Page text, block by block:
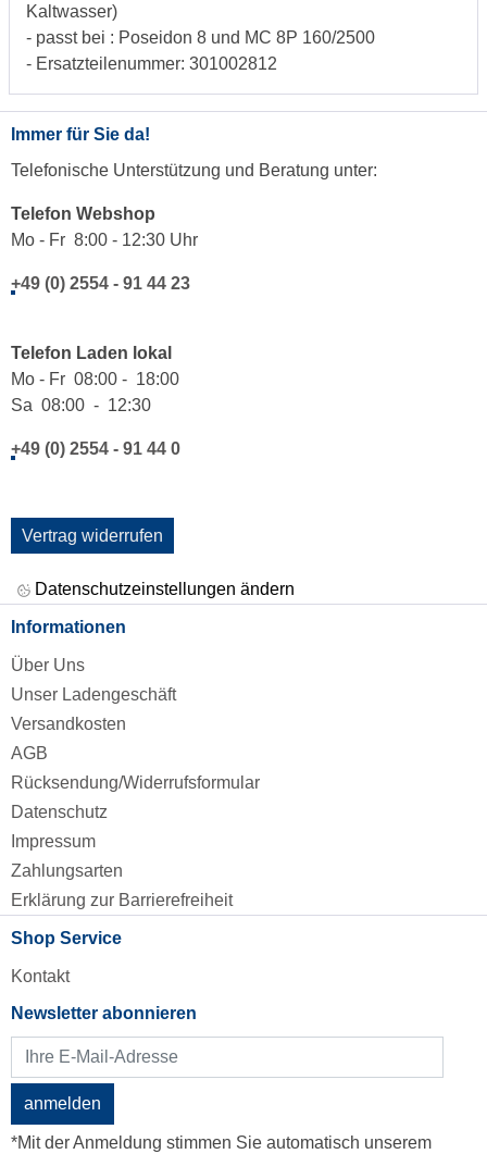
Kaltwasser)
- passt bei : Poseidon 8 und MC 8P 160/2500
- Ersatzteilenummer: 301002812
Immer für Sie da!
Telefonische Unterstützung und Beratung unter:
Telefon Webshop
Mo - Fr 8:00 - 12:30 Uhr
+49 (0) 2554 - 91 44 23
Telefon Laden lokal
Mo - Fr 08:00 - 18:00
Sa 08:00 - 12:30
+49 (0) 2554 - 91 44 0
Vertrag widerrufen
Datenschutzeinstellungen ändern
Informationen
Über Uns
Unser Ladengeschäft
Versandkosten
AGB
Rücksendung/Widerrufsformular
Datenschutz
Impressum
Zahlungsarten
Erklärung zur Barrierefreiheit
Shop Service
Kontakt
Newsletter abonnieren
anmelden
*Mit der Anmeldung stimmen Sie automatisch unserem